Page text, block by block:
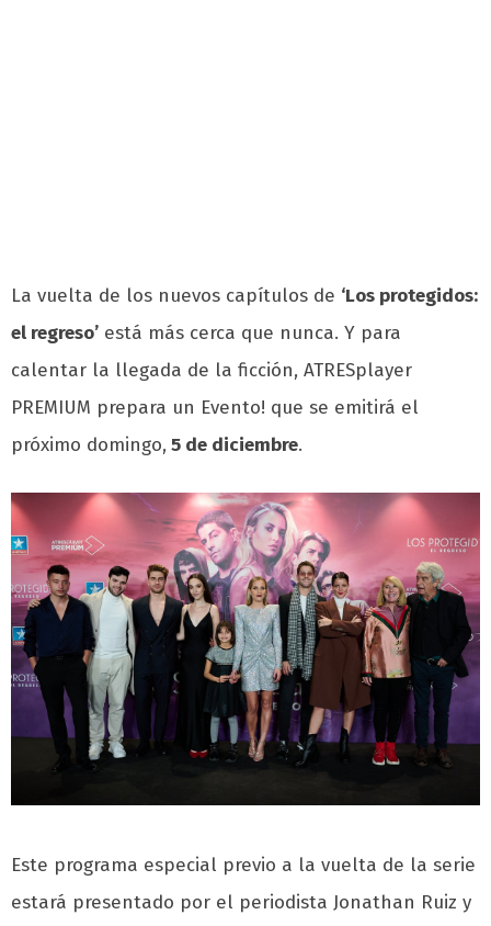
La vuelta de los nuevos capítulos de ‘Los protegidos:
el regreso’ está más cerca que nunca. Y para
calentar la llegada de la ficción, ATRESplayer
PREMIUM prepara un Evento! que se emitirá el
próximo domingo, 5 de diciembre.
Este programa especial previo a la vuelta de la serie
estará presentado por el periodista Jonathan Ruiz y